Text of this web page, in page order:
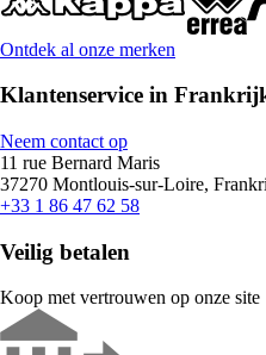
Ontdek al onze merken
Klantenservice in
Neem contact op
11 rue Bernard Maris
37270 Montlouis-sur-Loire,
+33 1 86 47 62 58
Veilig betalen
Koop met vertrouwen op onze site